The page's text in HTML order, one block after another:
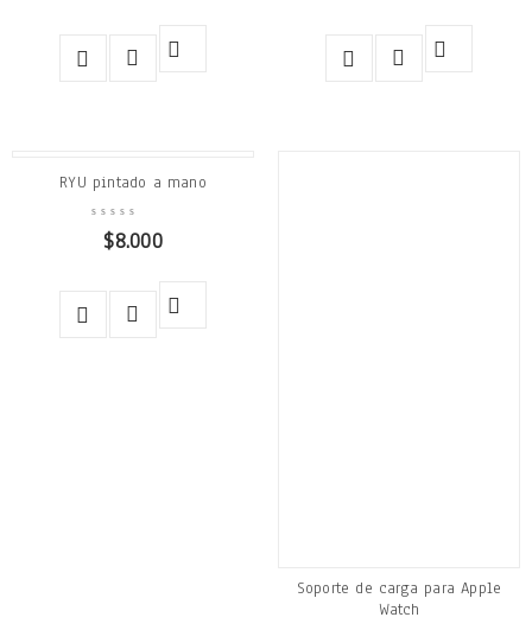
RYU pintado a mano
$8.000
Soporte de carga para Apple
Watch